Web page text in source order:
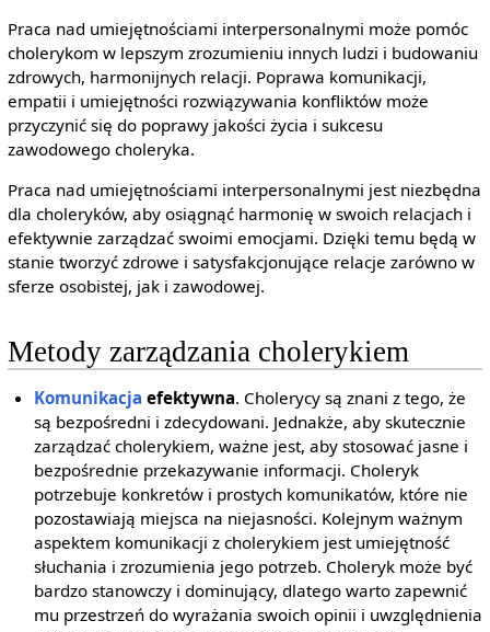
Praca nad umiejętnościami interpersonalnymi może pomóc
cholerykom w lepszym zrozumieniu innych ludzi i budowaniu
zdrowych, harmonijnych relacji. Poprawa komunikacji,
empatii i umiejętności rozwiązywania konfliktów może
przyczynić się do poprawy jakości życia i sukcesu
zawodowego choleryka.
Praca nad umiejętnościami interpersonalnymi jest niezbędna
dla choleryków, aby osiągnąć harmonię w swoich relacjach i
efektywnie zarządzać swoimi emocjami. Dzięki temu będą w
stanie tworzyć zdrowe i satysfakcjonujące relacje zarówno w
sferze osobistej, jak i zawodowej.
Metody zarządzania cholerykiem
Komunikacja efektywna. Cholerycy są znani z tego, że
są bezpośredni i zdecydowani. Jednakże, aby skutecznie
zarządzać cholerykiem, ważne jest, aby stosować jasne i
bezpośrednie przekazywanie informacji. Choleryk
potrzebuje konkretów i prostych komunikatów, które nie
pozostawiają miejsca na niejasności. Kolejnym ważnym
aspektem komunikacji z cholerykiem jest umiejętność
słuchania i zrozumienia jego potrzeb. Choleryk może być
bardzo stanowczy i dominujący, dlatego warto zapewnić
mu przestrzeń do wyrażania swoich opinii i uwzględnienia